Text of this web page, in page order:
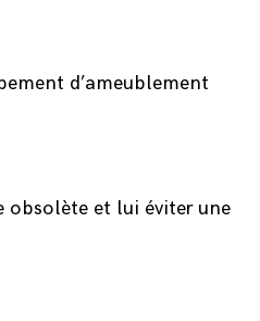
d’ameublement
obsolète et lui éviter une